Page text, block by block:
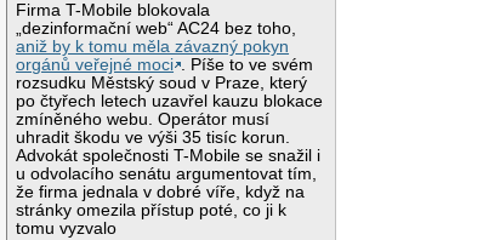
Firma T-Mobile blokovala
„dezinformační web“ AC24 bez toho,
aniž by k tomu měla závazný pokyn
orgánů veřejné moci . Píše to ve svém
rozsudku Městský soud v Praze, který
po čtyřech letech uzavřel kauzu blokace
zmíněného webu. Operátor musí
uhradit škodu ve výši 35 tisíc korun.
Advokát společnosti T-Mobile se snažil i
u odvolacího senátu argumentovat tím,
že firma jednala v dobré víře, když na
stránky omezila přístup poté, co ji k
tomu vyzvalo